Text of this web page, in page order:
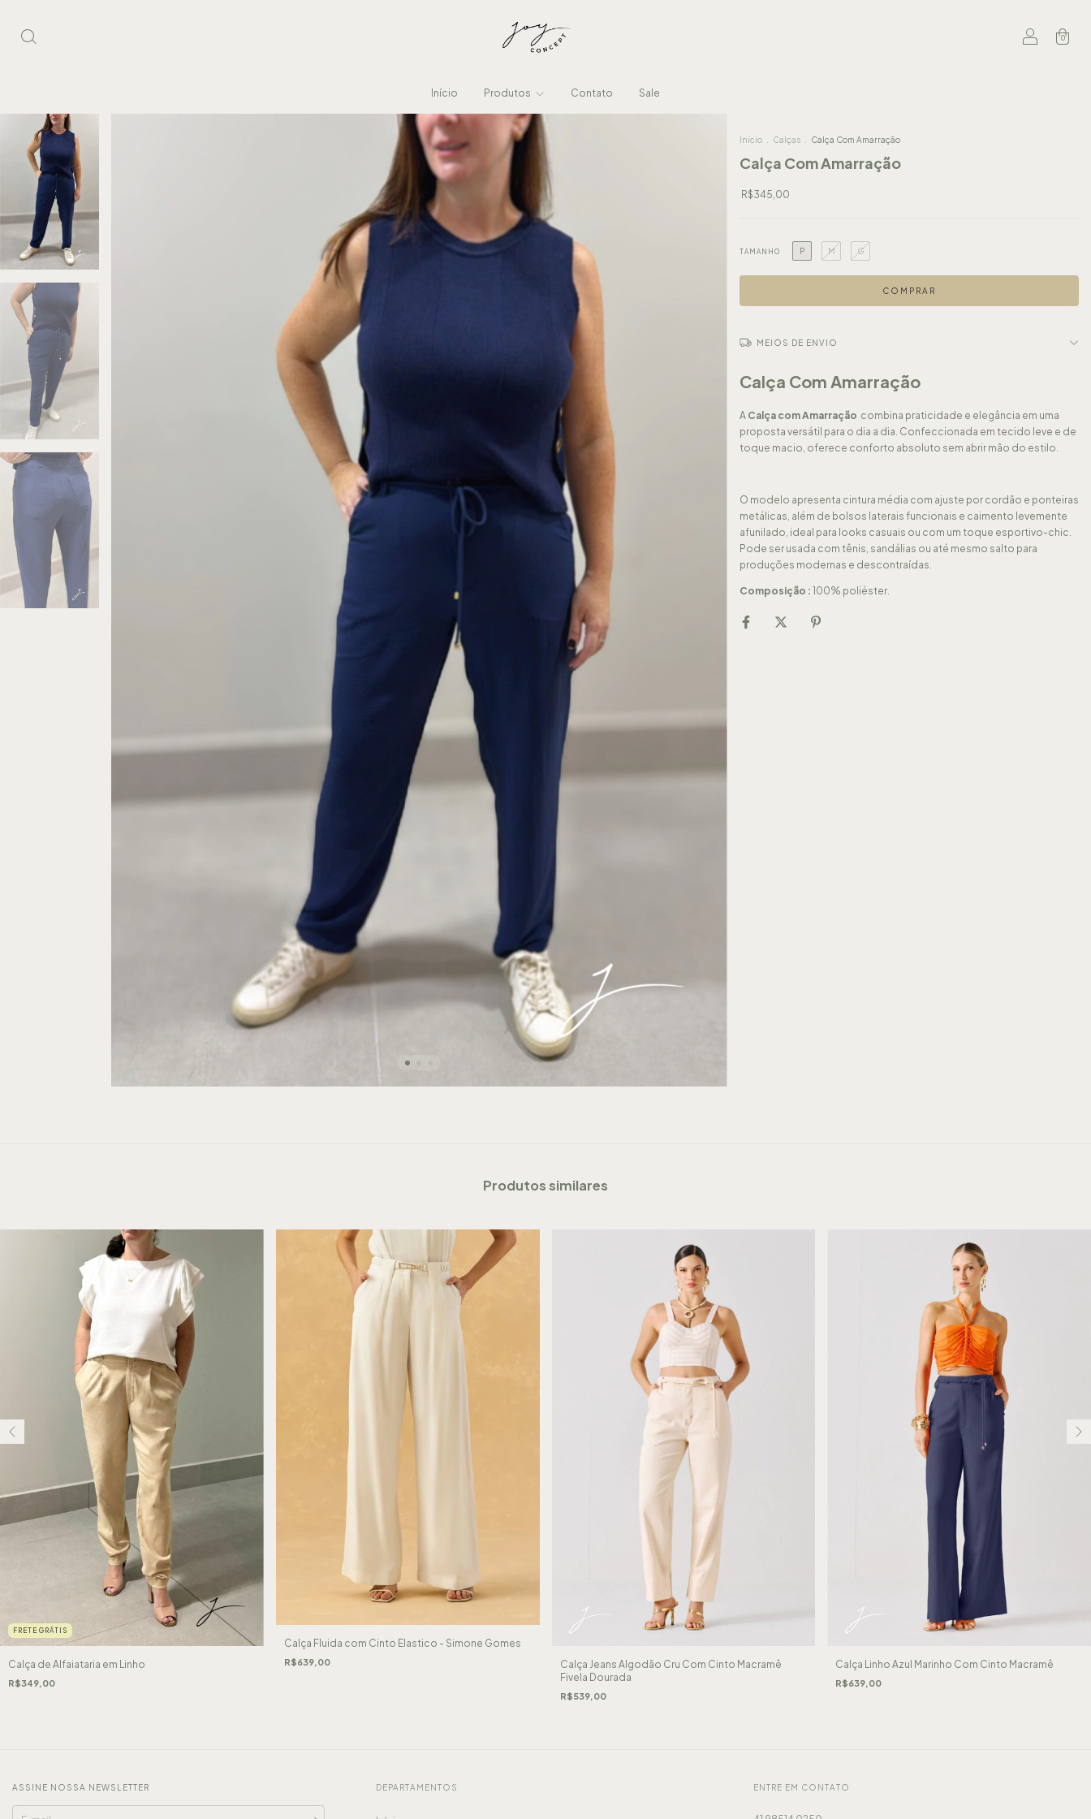
0
Início Produtos Contato Sale
Início Calças Calça Com Amarração
Calça Com Amarração
R$345,00
TAMANHO P M G
MEIOS DE ENVIO
Calça Com Amarração
A Calça com Amarração combina praticidade e elegância em uma
proposta versátil para o dia a dia. Confeccionada em tecido leve e de
toque macio, oferece conforto absoluto sem abrir mão do estilo.
O modelo apresenta cintura média com ajuste por cordão e ponteiras
metálicas, além de bolsos laterais funcionais e caimento levemente
afunilado, ideal para looks casuais ou com um toque esportivo-chic.
Pode ser usada com tênis, sandálias ou até mesmo salto para
produções modernas e descontraídas.
Composição : 100% poliéster.
Produtos similares
FRETE GRÁTIS
Calça de Alfaiataria em Linho
R$349,00
Calça Fluida com Cinto Elastico - Simone Gomes
R$639,00
Calça Jeans Algodão Cru Com Cinto Macramê
Fivela Dourada
R$539,00
Calça Linho Azul Marinho Com Cinto Macramê
R$639,00
ASSINE NOSSA NEWSLETTER DEPARTAMENTOS ENTRE EM CONTATO